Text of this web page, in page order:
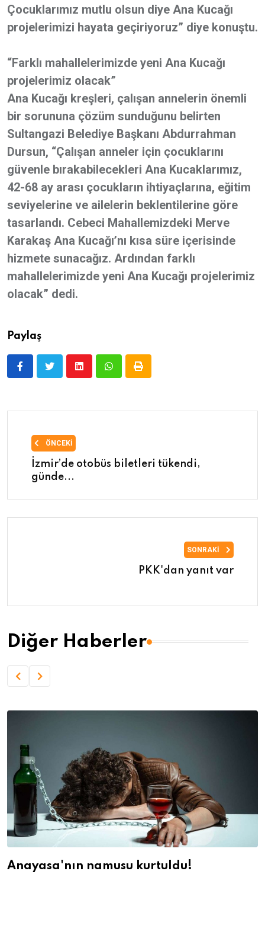
Çocuklarımız mutlu olsun diye Ana Kucağı
projelerimizi hayata geçiriyoruz” diye konuştu.
“Farklı mahallelerimizde yeni Ana Kucağı
projelerimiz olacak”
Ana Kucağı kreşleri, çalışan annelerin önemli
bir sorununa çözüm sunduğunu belirten
Sultangazi Belediye Başkanı Abdurrahman
Dursun, “Çalışan anneler için çocuklarını
güvenle bırakabilecekleri Ana Kucaklarımız,
42-68 ay arası çocukların ihtiyaçlarına, eğitim
seviyelerine ve ailelerin beklentilerine göre
tasarlandı. Cebeci Mahallemizdeki Merve
Karakaş Ana Kucağı’nı kısa süre içerisinde
hizmete sunacağız. Ardından farklı
mahallelerimizde yeni Ana Kucağı projelerimiz
olacak” dedi.
Paylaş
ÖNCEKI
İzmir’de otobüs biletleri tükendi,
günde...
SONRAKI
PKK'dan yanıt var
Diğer Haberler
Anayasa'nın namusu kurtuldu!